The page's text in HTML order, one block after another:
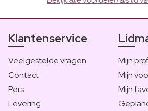
Klantenservice
Veelgestelde vragen
Contact
Pers
Levering
Mijn
Mijn
Mijn